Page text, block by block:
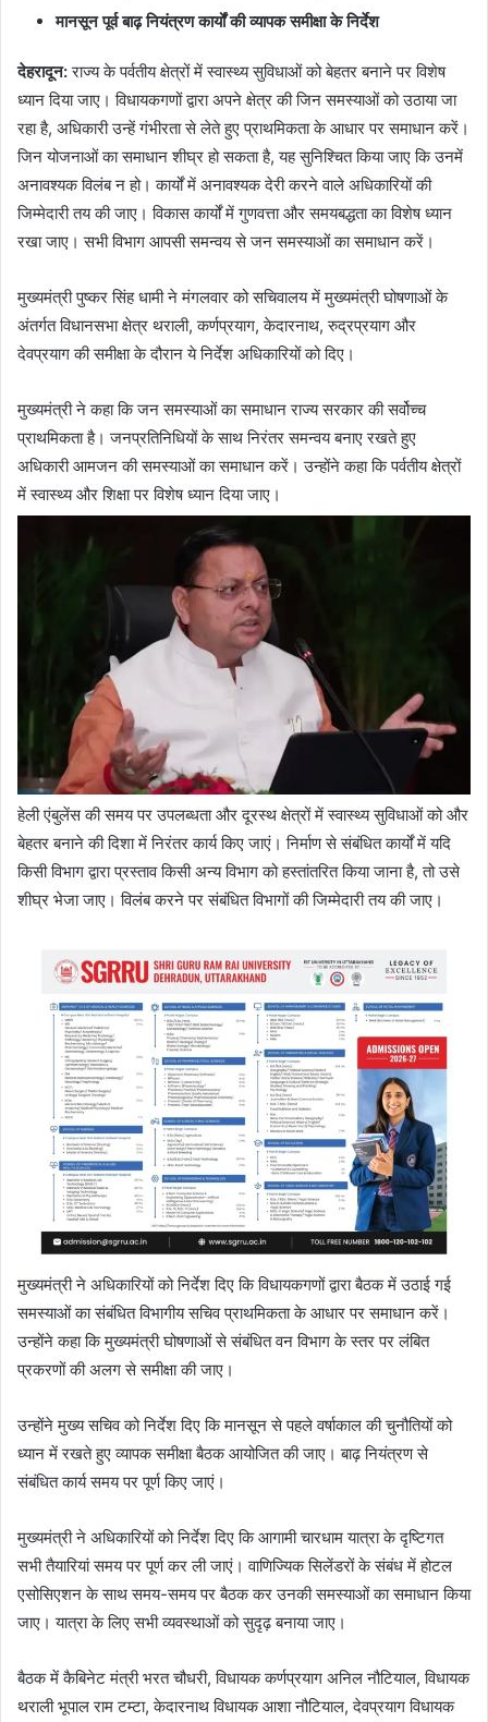
मानसून पूर्व बाढ़ नियंत्रण कार्यों की व्यापक समीक्षा के निर्देश
देहरादून:राज्य के पर्वतीय क्षेत्रों में स्वास्थ्य सुविधाओं को बेहतर बनाने पर विशेष
ध्यान दिया जाए। विधायकगणों द्वारा अपने क्षेत्र की जिन समस्याओं को उठाया जा
रहा है, अधिकारी उन्हें गंभीरता से लेते हुए प्राथमिकता के आधार पर समाधान करें।
जिन योजनाओं का समाधान शीघ्र हो सकता है, यह सुनिश्चित किया जाए कि उनमें
अनावश्यक विलंब न हो। कार्यों में अनावश्यक देरी करने वाले अधिकारियों की
जिम्मेदारी तय की जाए। विकास कार्यों में गुणवत्ता और समयबद्धता का विशेष ध्यान
रखा जाए। सभी विभाग आपसी समन्वय से जन समस्याओं का समाधान करें।
मुख्यमंत्री पुष्कर सिंह धामी ने मंगलवार को सचिवालय में मुख्यमंत्री घोषणाओं के
अंतर्गत विधानसभा क्षेत्र थराली, कर्णप्रयाग, केदारनाथ, रुद्रप्रयाग और
देवप्रयाग की समीक्षा के दौरान ये निर्देश अधिकारियों को दिए।
मुख्यमंत्री ने कहा कि जन समस्याओं का समाधान राज्य सरकार की सर्वोच्च
प्राथमिकता है। जनप्रतिनिधियों के साथ निरंतर समन्वय बनाए रखते हुए
अधिकारी आमजन की समस्याओं का समाधान करें। उन्होंने कहा कि पर्वतीय क्षेत्रों
में स्वास्थ्य और शिक्षा पर विशेष ध्यान दिया जाए।
हेली एंबुलेंस की समय पर उपलब्धता और दूरस्थ क्षेत्रों में स्वास्थ्य सुविधाओं को और
बेहतर बनाने की दिशा में निरंतर कार्य किए जाएं। निर्माण से संबंधित कार्यों में यदि
किसी विभाग द्वारा प्रस्ताव किसी अन्य विभाग को हस्तांतरित किया जाना है, तो उसे
शीघ्र भेजा जाए। विलंब करने पर संबंधित विभागों की जिम्मेदारी तय की जाए।
मुख्यमंत्री ने अधिकारियों को निर्देश दिए कि विधायकगणों द्वारा बैठक में उठाई गई
समस्याओं का संबंधित विभागीय सचिव प्राथमिकता के आधार पर समाधान करें।
उन्होंने कहा कि मुख्यमंत्री घोषणाओं से संबंधित वन विभाग के स्तर पर लंबित
प्रकरणों की अलग से समीक्षा की जाए।
उन्होंने मुख्य सचिव को निर्देश दिए कि मानसून से पहले वर्षाकाल की चुनौतियों को
ध्यान में रखते हुए व्यापक समीक्षा बैठक आयोजित की जाए। बाढ़ नियंत्रण से
संबंधित कार्य समय पर पूर्ण किए जाएं।
मुख्यमंत्री ने अधिकारियों को निर्देश दिए कि आगामी चारधाम यात्रा के दृष्टिगत
सभी तैयारियां समय पर पूर्ण कर ली जाएं। वाणिज्यिक सिलेंडरों के संबंध में होटल
एसोसिएशन के साथ समय-समय पर बैठक कर उनकी समस्याओं का समाधान किया
जाए। यात्रा के लिए सभी व्यवस्थाओं को सुदृढ़ बनाया जाए।
बैठक में कैबिनेट मंत्री भरत चौधरी, विधायक कर्णप्रयाग अनिल नौटियाल, विधायक
थराली भूपाल राम टम्टा, केदारनाथ विधायक आशा नौटियाल, देवप्रयाग विधायक